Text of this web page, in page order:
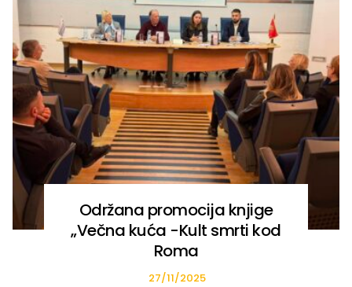
Održana promocija knjige
„Večna kuća -Kult smrti kod
Roma
27/11/2025